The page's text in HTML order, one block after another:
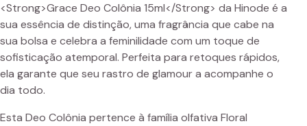
<Strong>Grace Deo Colônia 15ml</Strong> da Hinode é a
sua essência de distinção, uma fragrância que cabe na
sua bolsa e celebra a feminilidade com um toque de
sofisticação atemporal. Perfeita para retoques rápidos,
ela garante que seu rastro de glamour a acompanhe o
dia todo.
Esta Deo Colônia pertence à família olfativa Floral